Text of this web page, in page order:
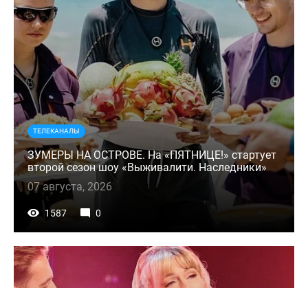
ТЕЛЕКАНАЛЫ
ЗУМЕРЫ НА ОСТРОВЕ. На «ПЯТНИЦЕ!» стартует
второй сезон шоу «Выживалити. Наследники»
07 августа, 2026
1587 0